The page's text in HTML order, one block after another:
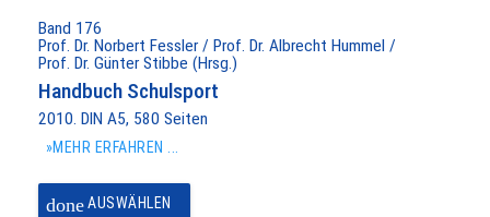
Band 176
Prof. Dr. Norbert Fessler / Prof. Dr. Albrecht Hummel /
Prof. Dr. Günter Stibbe (Hrsg.)
Handbuch Schulsport
2010. DIN A5, 580 Seiten
»MEHR ERFAHREN ...
doneAUSWÄHLEN